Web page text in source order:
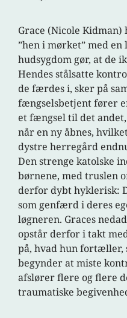
Grace (Nicole
”hen i mørket” med
hudsygdom gør, at de
Hendes stålsatte
de færdes i, sker på
fængselsbetjent fører
et fængsel til det
når en ny åbnes,
dystre herregård
Den strenge katolske
børnene, med truslen
derfor dybt hyklerisk:
som genfærd i deres
løgneren. Graces
opstår derfor i takt
på, hvad hun fortæller,
begynder at miste
afslører flere og flere
traumatiske